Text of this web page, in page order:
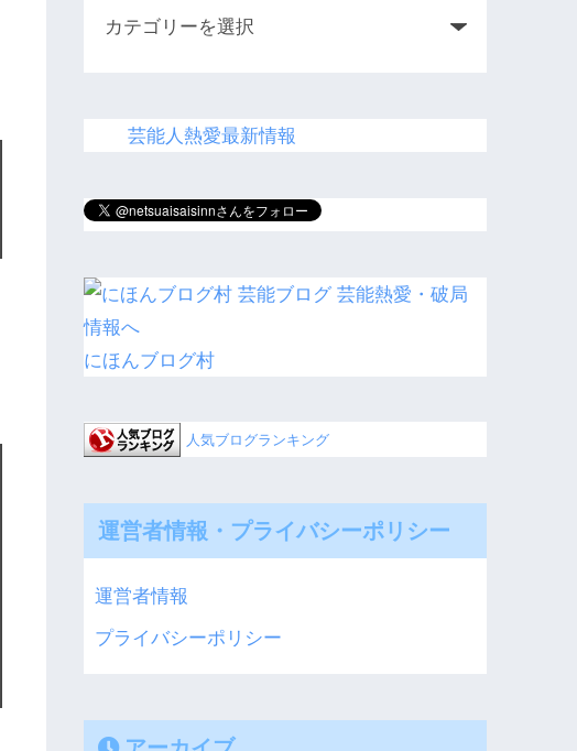
芸能人熱愛最新情報
にほんブログ村
人気ブログランキング
運営者情報・プライバシーポリシー
運営者情報
プライバシーポリシー